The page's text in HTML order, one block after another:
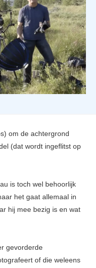
om de achtergrond
(dat wordt ingeflitst op
is toch wel behoorlijk
het gaat allemaal in
hij mee bezig is en wat
gevorderde
of die weleens